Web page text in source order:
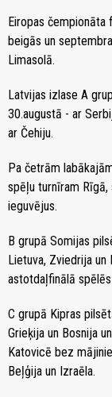
Eiropas
beigās un
Limasolā.
Latvijas izlase A
30.augustā - ar
ar Čehiju.
Pa četrām
spēļu turnīram
ieguvējus.
B grupā Somijas
Lietuva, Zviedrija un
astotdaļfinālā
C grupā Kipras
Grieķija un Bosnija
Katovicē bez
Beļģija un Izraēla.